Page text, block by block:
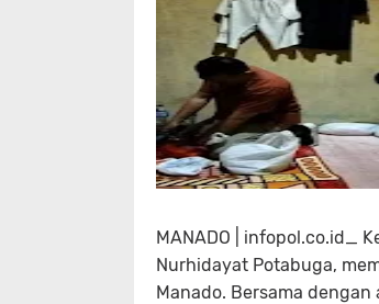
MANADO | infopol.co.id_
Nurhidayat Potabuga,
Manado. Bersama